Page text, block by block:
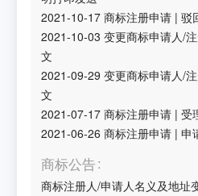
2021-10-17 商标注册申请 |驳
2021-10-03 变更商标申请人/
文
2021-09-29 变更商标申请人/
文
2021-07-17 商标注册申请 |受
2021-06-26 商标注册申请 |申
商标公告
商标注册人/申请人名义及地址